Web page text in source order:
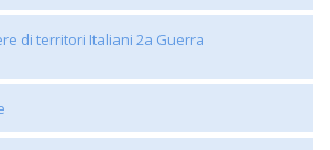
di territori Italiani 2a Guerra